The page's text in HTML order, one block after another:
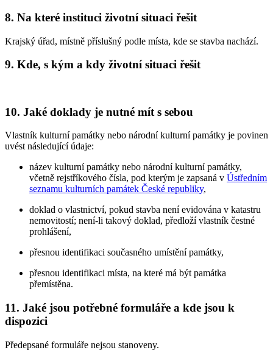
8. Na které instituci životní situaci řešit
Krajský úřad, místně příslušný podle místa, kde se stavba nachází.
9. Kde, s kým a kdy životní situaci řešit
10. Jaké doklady je nutné mít s sebou
Vlastník kulturní památky nebo národní kulturní památky je povinen
uvést následující údaje:
název kulturní památky nebo národní kulturní památky,
včetně rejstříkového čísla, pod kterým je zapsaná v Ústředním
seznamu kulturních památek České republiky,
doklad o vlastnictví, pokud stavba není evidována v katastru
nemovitostí; není-li takový doklad, předloží vlastník čestné
prohlášení,
přesnou identifikaci současného umístění památky,
přesnou identifikaci místa, na které má být památka
přemístěna.
11. Jaké jsou potřebné formuláře a kde jsou k
dispozici
Předepsané formuláře nejsou stanoveny.